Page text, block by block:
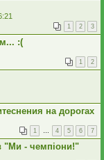
1 2 3
:(
1 2
на дорогах
1 … 4 5 6 7
"Ми - чемпіони!"